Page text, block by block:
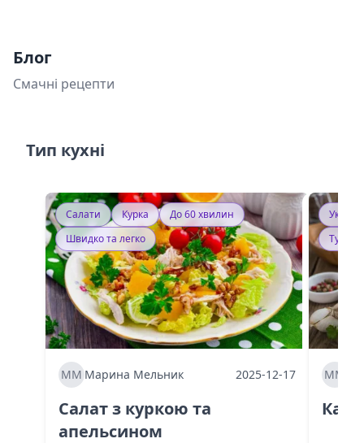
Блог
Смачні рецепти
Тип кухні
Салати Курка
До 60 хвилин
Швидко та легко
ММ Марина Мельник 2025-12-17
Салат з куркою та
апельсином
ММ